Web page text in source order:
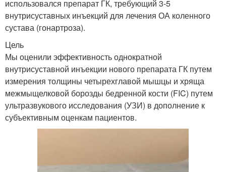
использовался препарат ГК, требующий 3-5
внутрисуставных инъекций для лечения ОА коленного
сустава (гонартроза).
Цель
Мы оценили эффективность однократной
внутрисуставной инъекции нового препарата ГК путем
измерения толщины четырехглавой мышцы и хряща
межмыщелковой борозды бедренной кости (FIC) путем
ультразвукового исследования (УЗИ) в дополнение к
субъективным оценкам пациентов.